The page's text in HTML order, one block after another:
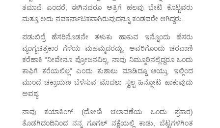
ತಮಾಷೆ ಎಂದರೆ, ಈಗಿನವರೂ ಅತ್ರಿಗೆ ಹಲವು ಭೇಟಿ ಕೊಟ್ಟವರು
ಮತ್ತೂ ಅದು ನವಕರ್ನಾಟಕವಾಗಿರುವುದನ್ನೂ ಕಂಡವರೇ ಆಗಿದ್ದರು.
ಪಡುಬಿದ್ರೆ ಹೆಸರಿನೊಡನೇ ತಳುಕು ಹಾಕುವ ಇನ್ನೊಂದು ಹೆಸರು
ವ್ಯಂಗ್ಯಚಿತ್ರಕಾರ ಗೆಳೆಯ ಮಹಮ್ಮದರದ್ದು. ಅವರಿಗೊಂದು ಚರವಾಣಿ
ಕರೆಹಾಕಿ “ನೀವೇನೂ ಪ್ರೋಜನವಿಲ್ಲ, ನಾವು ನಿಮ್ಮೂರಿನಲ್ಲಿದ್ದರೂ ಒಂದು
ಕಾಫಿಗೆ ಕರೆಯಲಿಲ್ಲ” ಎಂದು ಕುಶಾಲು ಮಾಡಿದ್ದೂ ಆಯ್ತು. ಇಲ್ಲಿಂದ
ಮುಂದೆ ಚಕ್ರಾಯಣ ಬೆಳೆಸುವ ಮೊದಲು ಸ್ವಲ್ಪ ಹಿನ್ನೋಟ ಹಾಕುವುದು
ಅವಶ್ಯ.
ನಾವು ಕಯಾಕಿಂಗ್ (ದೋಣಿ ಚಲಾವಣೆಯ ಒಂದು ಪ್ರಕಾರ)
ತೊಡಗಿದಂದಿನಿಂದ ನನ್ನ ಗೂಗಲ್ ನಕ್ಷೆಯಲ್ಲಿ ಕಾಡು, ಬೆಟ್ಟಗಳಿಗಿಂತ